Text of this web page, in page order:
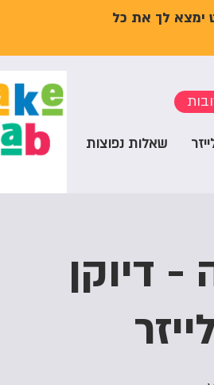
ימצא לך את כל
שאלות נפוצות
דיוקן